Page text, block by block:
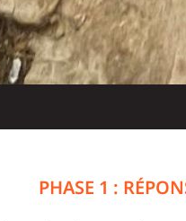
PHASE 1 :